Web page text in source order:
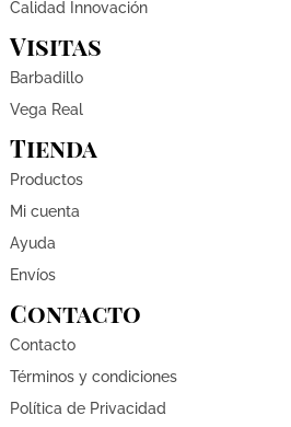
Calidad Innovación
Visitas
Barbadillo
Vega Real
Tienda
Productos
Mi cuenta
Ayuda
Envíos
Contacto
Contacto
Términos y condiciones
Política de Privacidad